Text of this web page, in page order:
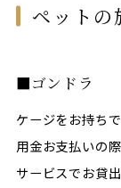
ペットの
ゴンドラ
ケージをお持ち
用金お支払いの
サービスでお貸